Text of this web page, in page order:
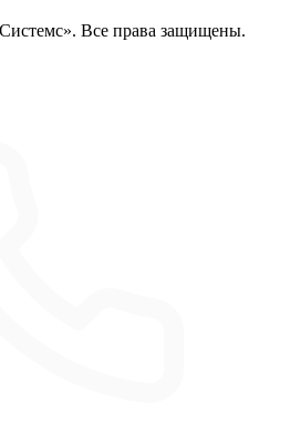
Все права защищены.